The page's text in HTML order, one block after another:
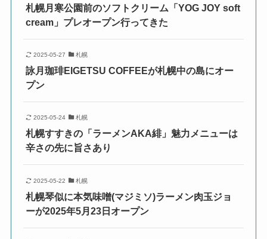
札幌月寒公園前のソフトクリーム「YOG JOY soft
cream」プレオープン行ってきた
2025-05-27 札幌
詠月珈琲EIGETSU COFFEEが札幌中の島にオー
プン
2025-05-24 札幌
札幌すすきの「ラーメンAKA緋」魅力メニューは
辛さの先に旨さあり
2025-05-22 札幌
札幌琴似に本気味噌(マジミソ)ラーメン肉玉ジョ
ーが2025年5月23日オープン